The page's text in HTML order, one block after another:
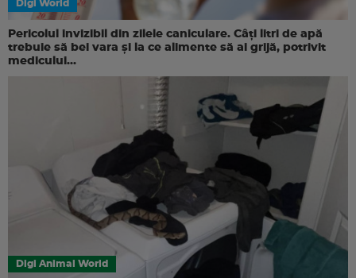
Digi World
Pericolul invizibil din zilele caniculare. Câți litri de apă
trebuie să bei vara și la ce alimente să ai grijă, potrivit
medicului...
Digi Animal World